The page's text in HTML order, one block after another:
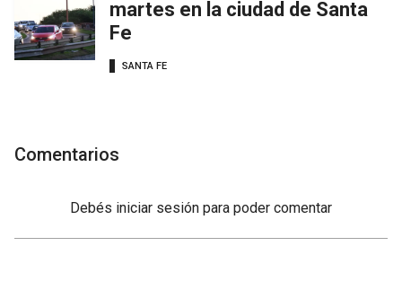
martes en la ciudad de Santa
Fe
SANTA FE
Comentarios
Debés iniciar sesión para poder comentar